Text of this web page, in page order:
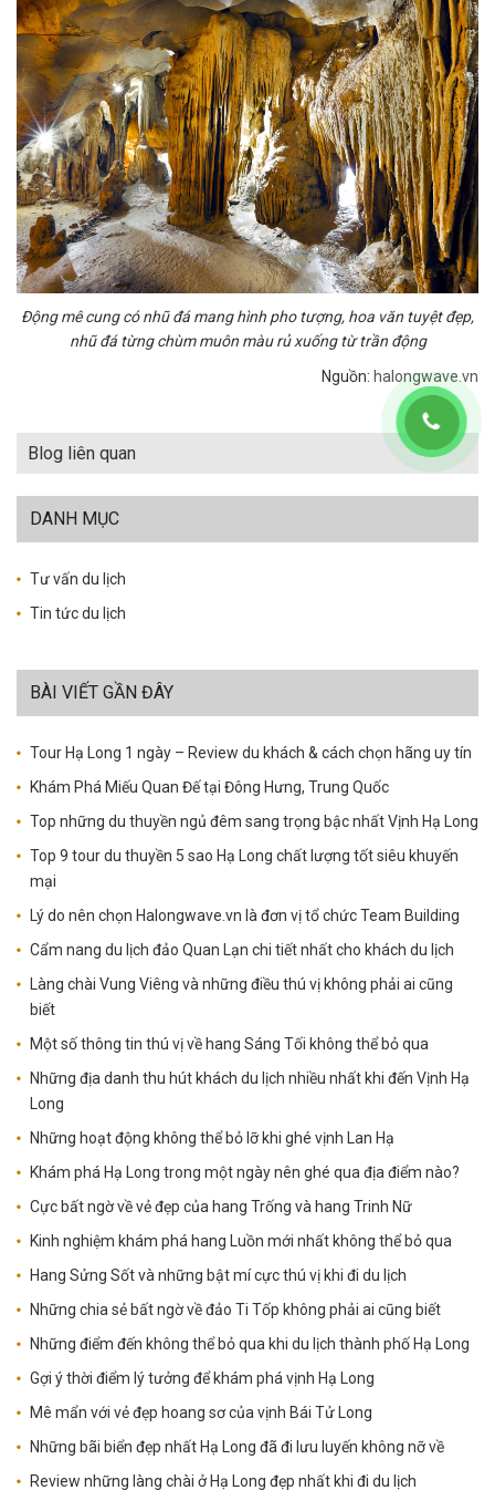
Động mê cung có nhũ đá mang hình pho tượng, hoa văn tuyệt đẹp,
nhũ đá từng chùm muôn màu rủ xuống từ trần động
Nguồn: halongwave.vn
Blog liên quan
DANH MỤC
Tư vấn du lịch
Tin tức du lịch
BÀI VIẾT GẦN ĐÂY
Tour Hạ Long 1 ngày – Review du khách & cách chọn hãng uy tín
Khám Phá Miếu Quan Đế tại Đông Hưng, Trung Quốc
Top những du thuyền ngủ đêm sang trọng bậc nhất Vịnh Hạ Long
Top 9 tour du thuyền 5 sao Hạ Long chất lượng tốt siêu khuyến
mại
Lý do nên chọn Halongwave.vn là đơn vị tổ chức Team Building
Cẩm nang du lịch đảo Quan Lạn chi tiết nhất cho khách du lịch
Làng chài Vung Viêng và những điều thú vị không phải ai cũng
biết
Một số thông tin thú vị về hang Sáng Tối không thể bỏ qua
Những địa danh thu hút khách du lịch nhiều nhất khi đến Vịnh Hạ
Long
Những hoạt động không thể bỏ lỡ khi ghé vịnh Lan Hạ
Khám phá Hạ Long trong một ngày nên ghé qua địa điểm nào?
Cực bất ngờ về vẻ đẹp của hang Trống và hang Trinh Nữ
Kinh nghiệm khám phá hang Luồn mới nhất không thể bỏ qua
Hang Sửng Sốt và những bật mí cực thú vị khi đi du lịch
Những chia sẻ bất ngờ về đảo Ti Tốp không phải ai cũng biết
Những điểm đến không thể bỏ qua khi du lịch thành phố Hạ Long
Gợi ý thời điểm lý tưởng để khám phá vịnh Hạ Long
Mê mẩn với vẻ đẹp hoang sơ của vịnh Bái Tử Long
Những bãi biển đẹp nhất Hạ Long đã đi lưu luyến không nỡ về
Review những làng chài ở Hạ Long đẹp nhất khi đi du lịch